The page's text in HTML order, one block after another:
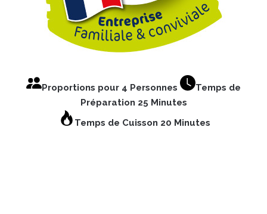
Proportions pour 4 Personnes
Temps de
Préparation 25 Minutes
Temps de Cuisson 20 Minutes